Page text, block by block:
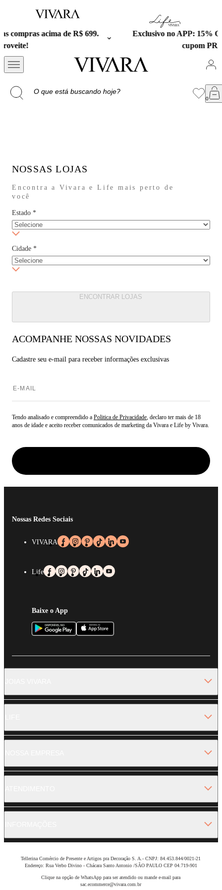
Exclusivo no APP: 15% Off na primeira compra
NOSSAS LOJAS
Encontra a Vivara e Life mais perto de
você
Estado *
Cidade *
ENCONTRAR LOJAS
ACOMPANHE NOSSAS NOVIDADES
Cadastre seu e-mail para receber informações exclusivas
Tendo analisado e compreendido a Politica de Privacidade, declaro ter mais de 18
anos de idade e aceito receber comunicados de marketing da Vivara e Life by Vivara.
Nossas Redes Sociais
VIVARA
Life
Baixe o App
Tellerina Comércio de Presente e Artigos pra Decoração S. A.- CNPJ: 84.453.844/0021-21
Endereço: Rua Verbo Divino - Chácara Santo Antonio /SÃO PAULO CEP 04.719-901
Clique na opção de WhatsApp para ser atendido ou mande e-mail para
sac.ecommerce@vivara.com.br